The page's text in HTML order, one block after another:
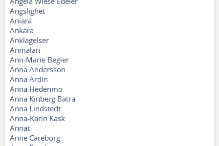
Ängslighet
Aniara
Ankara
Anklagelser
Anmälan
Ann-Marie Begler
Anna Andersson
Anna Ardin
Anna Hedenmo
Anna Kinberg Batra
Anna Lindstedt
Anna-Karin Kask
Annat
Anne Careborg